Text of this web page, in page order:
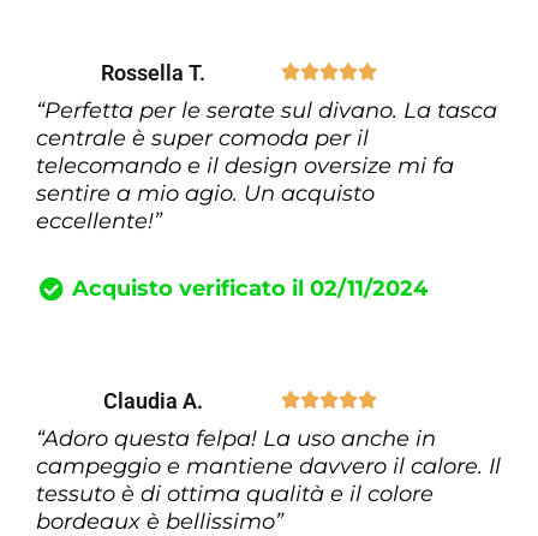
Rossella T. 
“Perfetta per le serate sul divano. La tasca
centrale è super comoda per il
telecomando e il design oversize mi fa
sentire a mio agio. Un acquisto
eccellente!”
Acquisto verificato il 02/11/2024
Claudia A. 
“Adoro questa felpa! La uso anche in
campeggio e mantiene davvero il calore. Il
tessuto è di ottima qualità e il colore
bordeaux è bellissimo”